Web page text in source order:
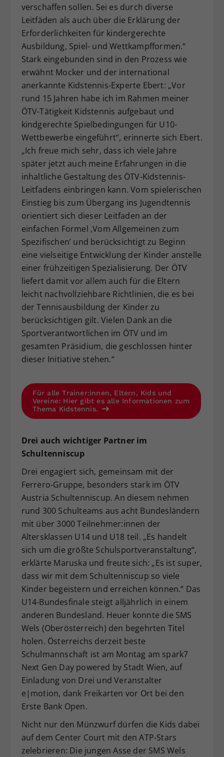
verschaffen sollen. Sei es durch diverse
Leitfäden als auch über die Erklärung der
Erforderlichkeiten für kindergerechte
Ausbildung, Spiel- und Wettkampfformen.“
Stark eingebunden sind in den Prozess wie
erwähnt Mocker und der international
anerkannte Kidstennis-Experte Ebert: „Vor
rund 15 Jahren habe ich im Rahmen meiner
ÖTV-Tätigkeit Kidstennis aufgebaut und
kindgerechte Spielbedingungen für U10-
Wettbewerbe eingeführt“, erinnerte sich Ebert.
„Ich freue mich sehr, dass ich viele Jahre
später jetzt auch meine Erfahrungen in die
inhaltliche Gestaltung des ÖTV-Kidstennis-
Leitfadens einbringen kann. Vom spielerischen
Einstieg bis zum Übergang ins Jugendtennis
orientiert sich dieser Leitfaden an der
einfachen Formel ‚Vom Allgemeinen zum
Spezifischen’ und berücksichtigt zu Beginn
eine vielseitige Entwicklung der Kinder anstelle
einer frühzeitigen Spezialisierung. Der ÖTV
liefert damit vor allem auch für die Eltern
leicht nachvollziehbare Richtlinien, die es bei
der Tennisausbildung der Kinder zu
berücksichtigen gilt. Vielen Dank an die
Sportverantwortlichen im ÖTV und im
gesamten Präsidium, die geschlossen hinter
dieser Initiative stehen.“
Für alle Trainer:innen, Eltern, Kids und
Vereine: Hier gibt es alle Informationen zum
Thema Kidstennis.
Drei auch wichtiger Partner im
Schultenniscup
Drei engagiert sich, gemeinsam mit der
Ferrero-Gruppe, besonders stark im ÖTV
Austria Schultenniscup. An diesem nehmen
rund 300 Schulteams aus acht Bundesländern
mit über 3000 Teilnehmer:innen der
Altersklassen U14 und U18 teil. „Es handelt
sich um die größte Schulsportveranstaltung“,
erklärte Maruska und freute sich: „Es ist super,
dass wir mit dem Schultenniscup so viele
Kinder begeistern und erreichen können.“ Das
U14-Bundesfinale steigt alljährlich in einem
anderen Bundesland. Heuer konnte die SMS
Wels (Oberösterreich) den begehrten Titel
holen. Österreichs derzeit beste
Schulmannschaft ist am Montag am spark7
Next Gen Day powered by Stadt Wien, auf
Einladung von Drei und Veranstalter
e|motion, dank Freikarten vor Ort bei den
Erste Bank Open.
Nicht nur den Münzwurf dürfen die Kids dabei
auf dem Center Court mit den ATP-Stars
zelebrieren: Die jungen Asse der SMS Wels